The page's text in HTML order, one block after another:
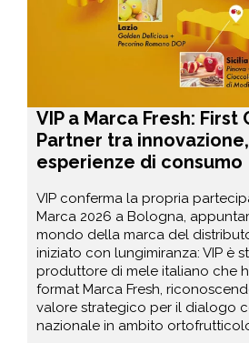
VIP a Marca Fresh: First
Partner tra
esperienze di consumo
VIP conferma la propria
Marca 2026 a Bologna,
mondo della marca del
iniziato con lungimiranza: VIP è
produttore di mele italiano che
format Marca Fresh,
valore strategico per il dialogo
nazionale in ambito